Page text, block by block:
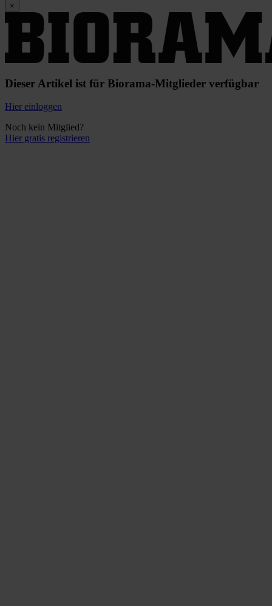
×
Dieser Artikel ist für Biorama-Mitglieder verfügbar
Hier einloggen
Noch kein Mitglied?
Hier gratis registrieren